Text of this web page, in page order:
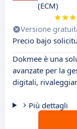
(ECM)
Versione
Precio bajo
Dokmee è una
avanzate per la
digitali,
Più dettagli